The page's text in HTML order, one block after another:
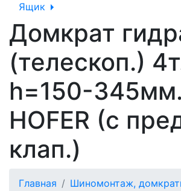
Ящик
Домкрат
(телескоп.)
h=150-345мм.
HOFER (с
клап.)
Главная
Шиномонтаж,